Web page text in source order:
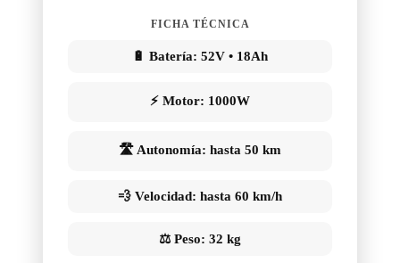
FICHA TÉCNICA
🔋 Batería: 52V • 18Ah
⚡ Motor: 1000W
🛣 Autonomía: hasta 50 km
💨 Velocidad: hasta 60 km/h
⚖️ Peso: 32 kg